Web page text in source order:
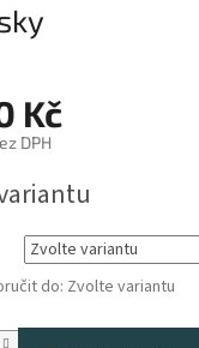
Kč
DPH
do: Zvolte variantu